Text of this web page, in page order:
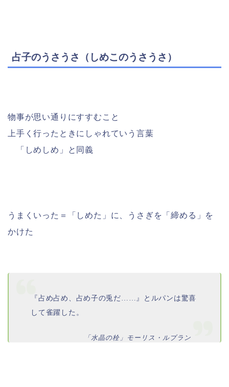
占子のうさうさ（しめこのうさうさ）
物事が思い通りにすすむこと
上手く行ったときにしゃれていう言葉
「しめしめ」と同義
うまくいった＝「しめた」に、うさぎを「締める」を
かけた
『占め占め、占め子の兎だ……』とルパンは驚喜
して雀躍した。
「水晶の栓」モーリス・ルブラン